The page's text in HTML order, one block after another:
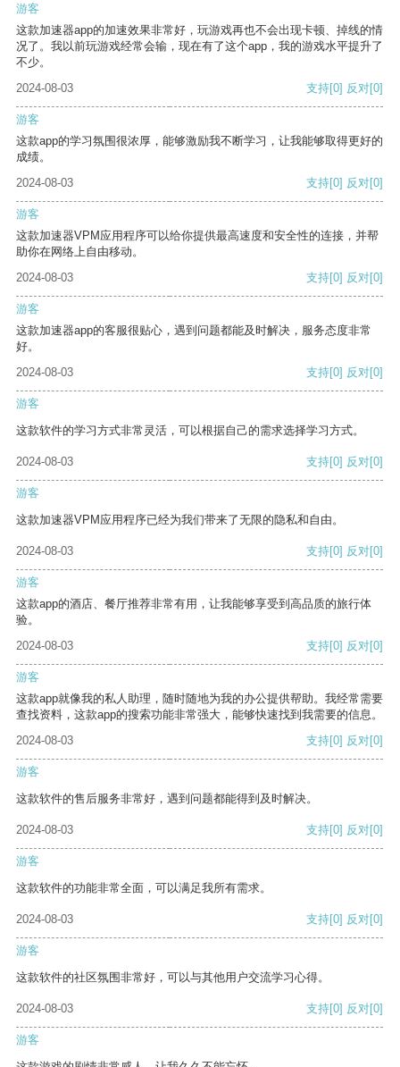
游客
这款加速器app的加速效果非常好，玩游戏再也不会出现卡顿、掉线的情
况了。我以前玩游戏经常会输，现在有了这个app，我的游戏水平提升了
不少。
2024-08-03
支持[0] 反对[0]
游客
这款app的学习氛围很浓厚，能够激励我不断学习，让我能够取得更好的
成绩。
2024-08-03
支持[0] 反对[0]
游客
这款加速器VPM应用程序可以给你提供最高速度和安全性的连接，并帮
助你在网络上自由移动。
2024-08-03
支持[0] 反对[0]
游客
这款加速器app的客服很贴心，遇到问题都能及时解决，服务态度非常
好。
2024-08-03
支持[0] 反对[0]
游客
这款软件的学习方式非常灵活，可以根据自己的需求选择学习方式。
2024-08-03 支持[0] 反对[0]
游客
这款加速器VPM应用程序已经为我们带来了无限的隐私和自由。
2024-08-03 支持[0] 反对[0]
游客
这款app的酒店、餐厅推荐非常有用，让我能够享受到高品质的旅行体
验。
2024-08-03
支持[0] 反对[0]
游客
这款app就像我的私人助理，随时随地为我的办公提供帮助。我经常需要
查找资料，这款app的搜索功能非常强大，能够快速找到我需要的信息。
2024-08-03
支持[0] 反对[0]
游客
这款软件的售后服务非常好，遇到问题都能得到及时解决。
2024-08-03 支持[0] 反对[0]
游客
这款软件的功能非常全面，可以满足我所有需求。
2024-08-03 支持[0] 反对[0]
游客
这款软件的社区氛围非常好，可以与其他用户交流学习心得。
2024-08-03 支持[0] 反对[0]
游客